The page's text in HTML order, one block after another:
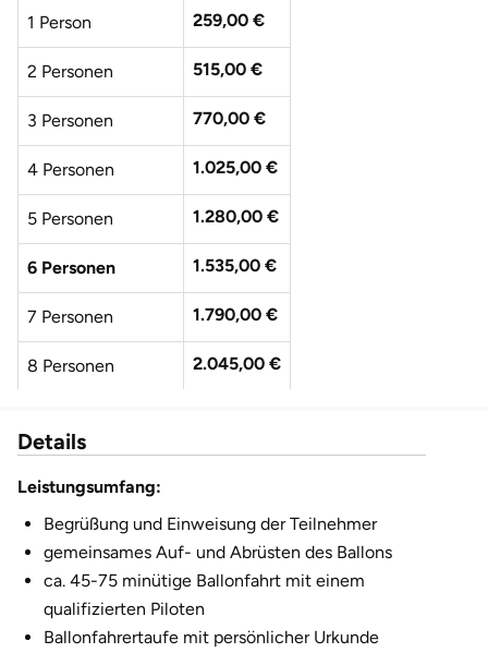
1 Person 259,00 €
2 Personen 515,00 €
3 Personen 770,00 €
4 Personen 1.025,00 €
5 Personen 1.280,00 €
6 Personen 1.535,00 €
7 Personen 1.790,00 €
8 Personen 2.045,00 €
2.555,00 €
11 Personen
12 Personen 3.065,00 €
Details
Leistungsumfang:
Begrüßung und Einweisung der Teilnehmer
gemeinsames Auf- und Abrüsten des Ballons
ca. 45-75 minütige Ballonfahrt mit einem
qualifizierten Piloten
Ballonfahrertaufe mit persönlicher Urkunde